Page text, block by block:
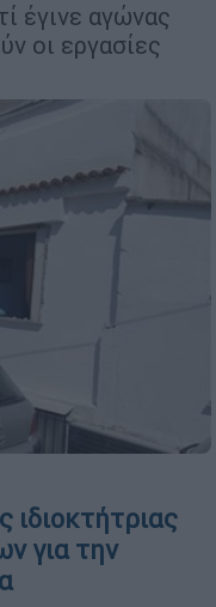
έγινε αγώνας
οι εργασίες
ιδιοκτήτριας
για την